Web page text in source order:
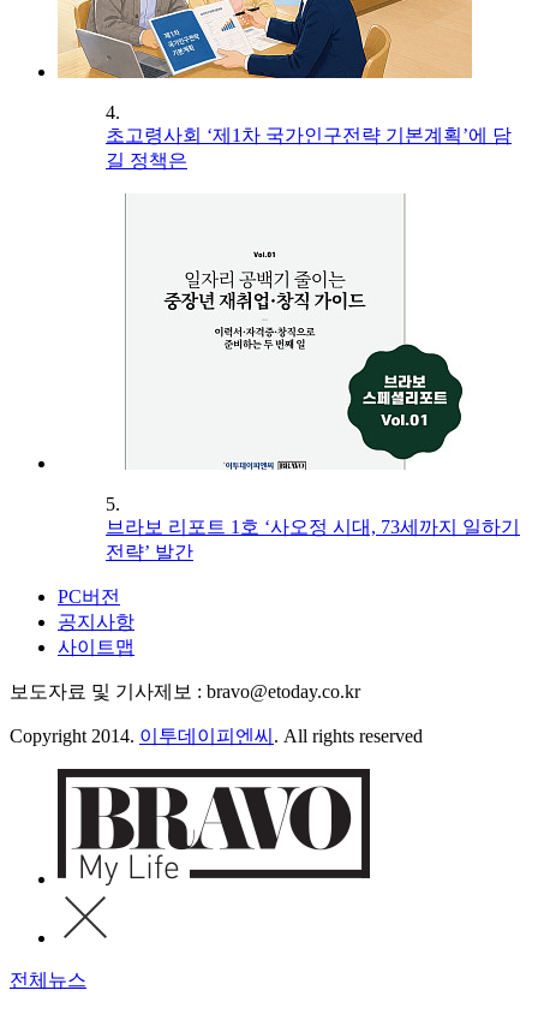
4.
초고령사회 ‘제1차 국가인구전략 기본계획’에 담
길 정책은
5.
브라보 리포트 1호 ‘사오정 시대, 73세까지 일하기
전략’ 발간
PC버전
공지사항
사이트맵
보도자료 및 기사제보 : bravo@etoday.co.kr
Copyright 2014. 이투데이피엔씨 . All rights reserved
전체뉴스